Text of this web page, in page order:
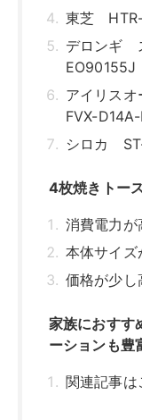
東芝
デロンギ
EO90155J
アイリス
FVX-
シロカ
4枚焼きトー
消費電力が
本体サイズ
価格が少し
家族におすす
ーションも豊
関連記事は